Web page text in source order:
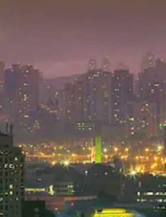
e para baixo do teclado ou tocando